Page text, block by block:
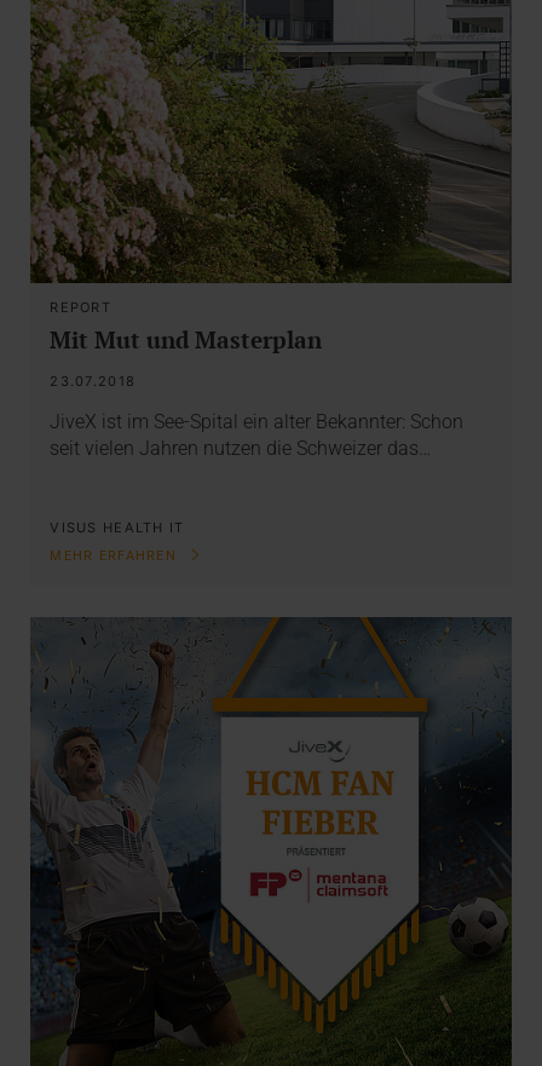
REPORT
Mit Mut und Masterplan
23.07.2018
JiveX ist im See-Spital ein alter Bekannter: Schon
seit vielen Jahren nutzen die Schweizer das…
VISUS HEALTH IT
MEHR ERFAHREN